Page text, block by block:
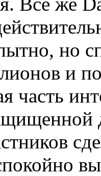
но
и
часть